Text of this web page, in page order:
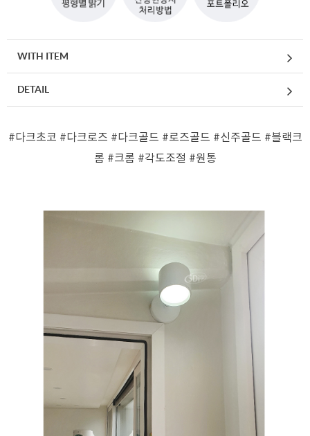
PAYCO 바로구매
WITH ITEM
DETAIL
#다크초코 #다크로즈 #다크골드 #로즈골드 #신주골드 #블랙크
롬 #크롬 #각도조절 #원통